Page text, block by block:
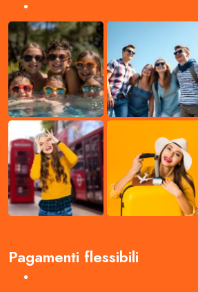
Pagamenti flessibili